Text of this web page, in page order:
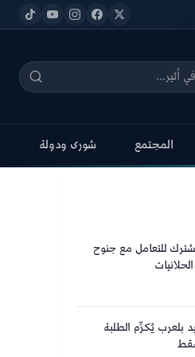
المجتمع شورى ودولة
للتعامل مع جنوح
بلعرب يُكرِّم الطلبة